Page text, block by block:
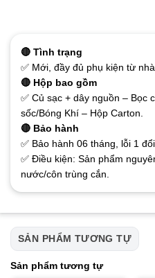
🔴 Tình trạng
✅ Mới, đầy đủ phụ kiện từ
🔴 Hộp bao gồm
✅ Củ sạc + dây nguồn – Bọc
sốc/Bóng Khí – Hộp Carton.
🔴 Bảo hành
✅ Bảo hành 06 tháng, lỗi 1 đổi
✅ Điều kiện: Sản phẩm
nước/côn trùng cắn.
SẢN PHẨM TƯƠNG TỰ
Sản phẩm tương tự